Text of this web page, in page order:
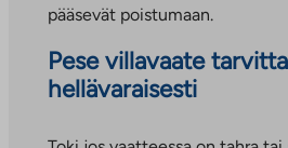
pääsevät poistumaan.
Pese villavaate
hellävaraisesti